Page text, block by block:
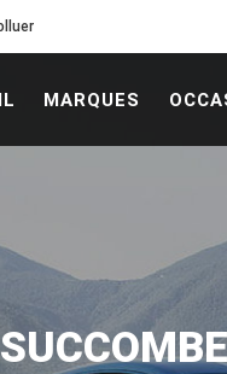
MARQUES
neufs Alpine à Tahiti,